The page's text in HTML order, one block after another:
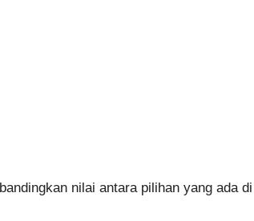
nilai antara pilihan yang ada di